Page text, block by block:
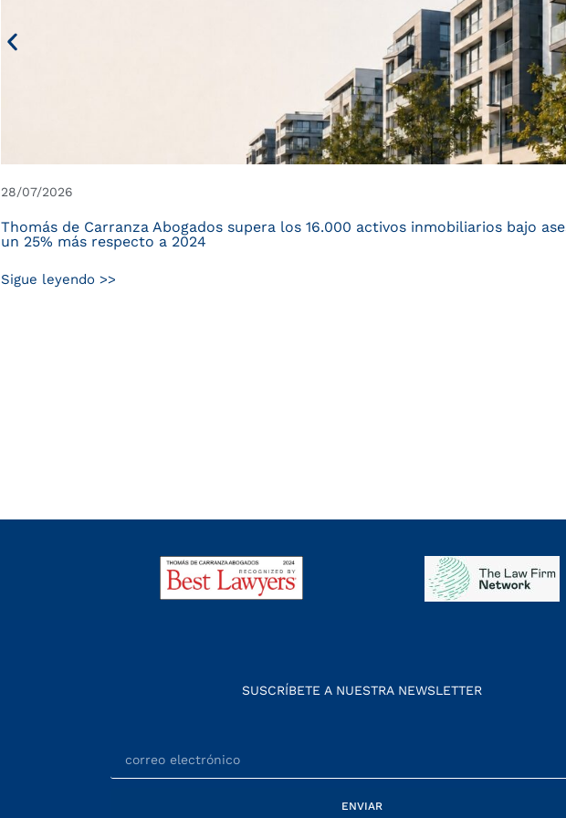
28/07/2026
Thomás de Carranza Abogados supera los 16.000 activos inmobiliarios bajo
un 25% más respecto a 2024
Sigue leyendo >>
SUSCRÍBETE A NUESTRA NEWSLETTER
ENVIAR